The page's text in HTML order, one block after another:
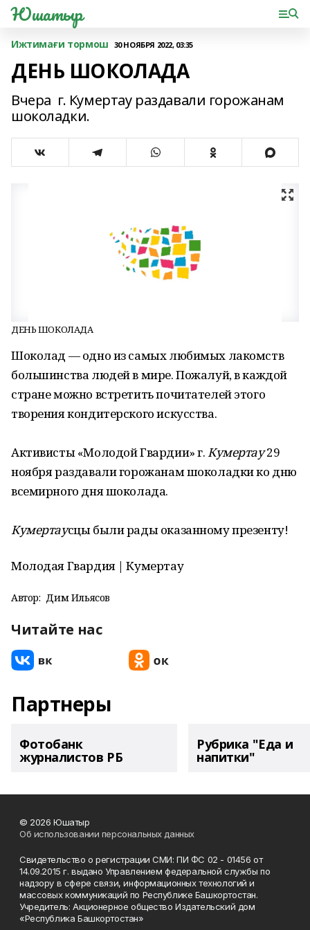
Юшатыр
Ижтимағи тормош 30 НОЯБРЯ 2022, 03:35
ДЕНЬ ШОКОЛАДА
Вчера г. Кумертау раздавали горожанам
шоколадки.
ДЕНЬ ШОКОЛАДА
Шоколад — одно из самых любимых лакомств
большинства людей в мире. Пожалуй, в каждой
стране можно встретить почитателей этого
творения кондитерского искусства.
Активисты «Молодой Гвардии» г.Кумертау29
ноября раздавали горожанам шоколадки ко дню
всемирного дня шоколада.
Кумертаусцы были рады оказанному презенту!
Молодая Гвардия | Кумертау
Автор: Дим Ильясов
Читайте нас
Партнеры
Фотобанк
журналистов РБ
Рубрика "Еда и
напитки"
© 2026 Юшатыр
Об использовании персональных данных
Свидетельство о регистрации СМИ: ПИ ФС 02 - 01456 от
14.09.2015 г. выдано Управлением федеральной службы по
надзору в сфере связи, информационных технологий и
массовых коммуникаций по Республике Башкортостан.
Учредитель: Акционерное общество Издательский дом
«Республика Башкортостан»